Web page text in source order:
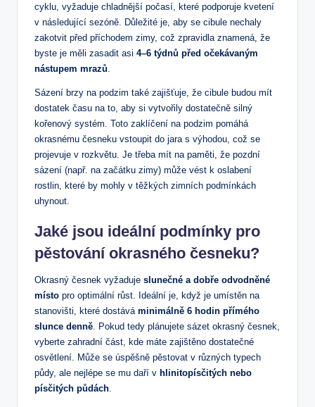
cyklu, vyžaduje chladnější počasí, které podporuje⁢ kvetení
v následující ‍sezóně.‍ Důležité je, aby se cibule nechaly⁢
zakotvit před ‌příchodem zimy, což ⁤zpravidla znamená,⁤ že⁢
byste je měli⁢ zasadit asi 4–6 týdnů před očekávaným
‍nástupem mrazů.
Sázení brzy‌ na podzim také‍ zajišťuje, že cibule budou ⁢mít
dostatek času‍ na to, aby⁣ si‌ vytvořily‍ dostatečně silný
kořenový systém. Toto zaklíčení na podzim pomáhá
okrasnému česneku vstoupit ‌do​ jara s výhodou, ‍což se
projevuje v rozkvětu. Je třeba ​mít na paměti, ⁤že pozdní
sázení (např. na začátku zimy) může vést k oslabení
rostlin, které by mohly v těžkých zimních podmínkách
uhynout.
Jaké jsou ideální podmínky pro
pěstování okrasného česneku?
Okrasný česnek vyžaduje slunečné a dobře odvodněné
místo pro optimální růst. Ideální je, když je umístěn ⁤na
stanovišti, které dostává minimálně 6 hodin přímého
⁣slunce denně. Pokud ​tedy plánujete‍ sázet okrasný česnek,
vyberte zahradní část, kde máte zajištěno dostatečné
osvětlení. Může se úspěšně pěstovat v různých typech
půdy, ale nejlépe se mu daří ‍v hlinitopísčitých nebo​
písčitých půdách.